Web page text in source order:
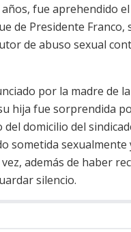
fue aprehendido
de Presidente Franco,
de abuso sexual
por la madre de
hija fue sorprendida
domicilio del
sometida sexualmente
además de haber
silencio.